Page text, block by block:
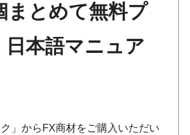
まとめて無料プ
日本語マニュア
」からFX商材をご購入いただい